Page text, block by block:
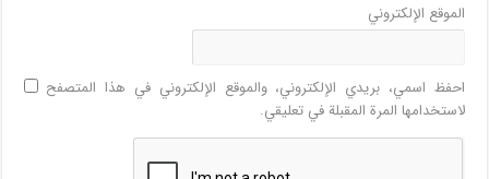
الموقع الإلكتروني
احفظ اسمي، بريدي الإلكتروني، والموقع الإلكتروني في هذا المتصفح
لاستخدامها المرة المقبلة في تعليقي.